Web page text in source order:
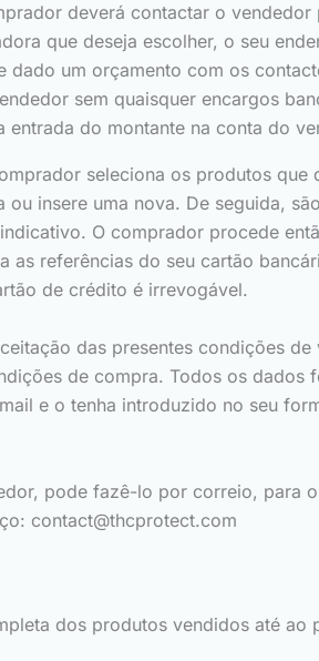
deverá contactar o
que deseja escolher, o seu
um orçamento com os
sem quaisquer encargos
do montante na conta do
seleciona os produtos que
insere uma nova. De seguida,
O comprador procede
referências do seu cartão
de crédito é irrevogável.
das presentes condições
de compra. Todos os
e o tenha introduzido no seu
pode fazê-lo por correio, para o
contact@thcprotect.com
dos produtos vendidos até